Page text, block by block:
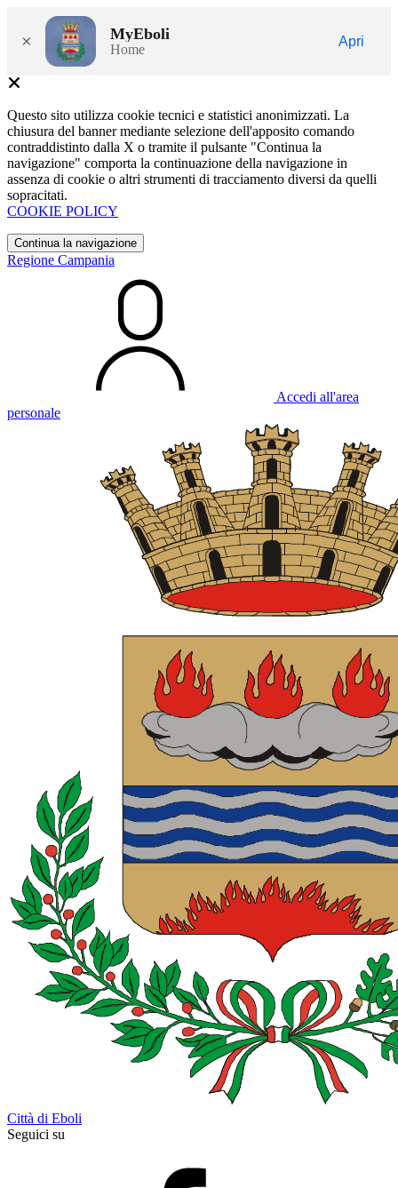
× MyEboli
Home
Apri
Questo sito utilizza cookie tecnici e statistici anonimizzati. La
chiusura del banner mediante selezione dell'apposito comando
contraddistinto dalla X o tramite il pulsante "Continua la
navigazione" comporta la continuazione della navigazione in
assenza di cookie o altri strumenti di tracciamento diversi da quelli
sopracitati.
COOKIE POLICY
Continua la navigazione
Regione Campania
Accedi all'area
personale
Città di Eboli
Seguici su